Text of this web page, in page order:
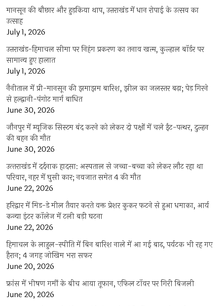
मानसून की बौछार और हुड़किया थाप, उत्तराखंड में धान रोपाई के उत्सव का
उत्साह
July 1, 2026
उत्तराखंड-हिमाचल सीमा पर निहंग प्रकरण का तनाव खत्म, कुल्हाल बॉर्डर पर
सामान्य हुए हालात
July 1, 2026
नैनीताल में प्री-मानसून की झमाझम बारिश, झील का जलस्तर बढ़ा; पेड़ गिरने
से हल्द्वानी-पंगोट मार्ग बाधित
June 30, 2026
जौनपुर में म्यूजिक सिस्टम बंद करने को लेकर दो पक्षों में चले ईंट-पत्थर, दुल्हन
की बहन की मौत
June 30, 2026
उत्‍तराखंड में दर्दनाक हादसा: अस्पताल से जच्चा-बच्चा को लेकर लौट रहा था
परिवार, नहर में घुसी कार; नवजात समेत 4 की मौत
June 22, 2026
हरिद्वार में मिड-डे मील तैयार करते वक्त प्रेशर कुकर फटने से हुआ धमाका, आर्य
कन्या इंटर कॉलेज में टली बड़ी घटना
June 22, 2026
हिमाचल के लाहुल-स्पीति में बिन बारिश नाले में आ गई बाढ़, पर्यटक भी रह गए
हैरान; 4 जगह जोखिम भरा सफर
June 20, 2026
फ्रांस में भीषण गर्मी के बीच आया तूफान, एफिल टॉवर पर गिरी बिजली
June 20, 2026